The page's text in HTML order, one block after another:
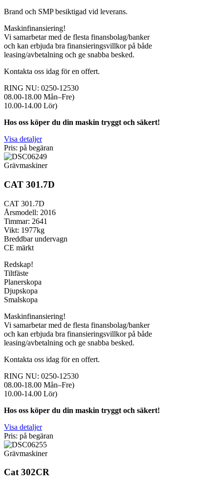
Brand och SMP besiktigad vid leverans.
Maskinfinansiering!
Vi samarbetar med de flesta finansbolag/banker
och kan erbjuda bra finansieringsvillkor på både
leasing/avbetalning och ge snabba besked.
Kontakta oss idag för en offert.
RING NU: 0250-12530
08.00-18.00 Mån–Fre)
10.00-14.00 Lör)
Hos oss köper du din maskin tryggt och säkert!
Visa detaljer
Pris: på begäran
Grävmaskiner
CAT 301.7D
CAT 301.7D
Årsmodell: 2016
Timmar: 2641
Vikt: 1977kg
Breddbar undervagn
CE märkt
Redskap!
Tiltfäste
Planerskopa
Djupskopa
Smalskopa
Maskinfinansiering!
Vi samarbetar med de flesta finansbolag/banker
och kan erbjuda bra finansieringsvillkor på både
leasing/avbetalning och ge snabba besked.
Kontakta oss idag för en offert.
RING NU: 0250-12530
08.00-18.00 Mån–Fre)
10.00-14.00 Lör)
Hos oss köper du din maskin tryggt och säkert!
Visa detaljer
Pris: på begäran
Grävmaskiner
Cat 302CR